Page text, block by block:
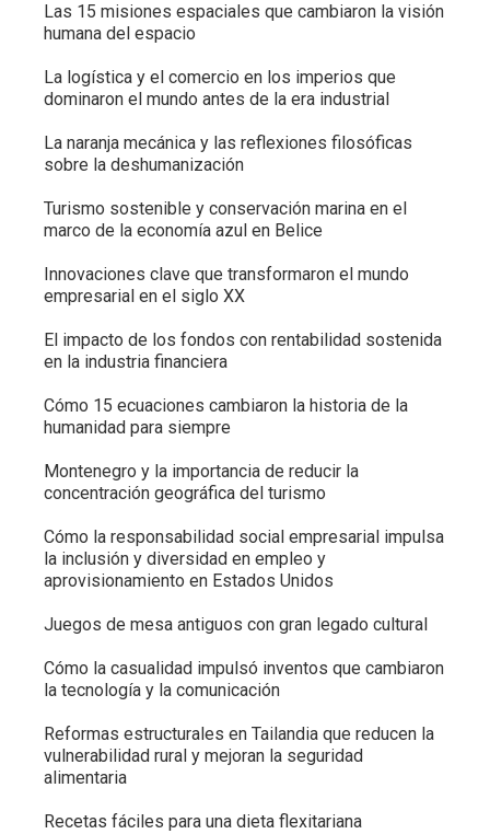
Las 15 misiones espaciales que cambiaron la visión
humana del espacio
La logística y el comercio en los imperios que
dominaron el mundo antes de la era industrial
La naranja mecánica y las reflexiones filosóficas
sobre la deshumanización
Turismo sostenible y conservación marina en el
marco de la economía azul en Belice
Innovaciones clave que transformaron el mundo
empresarial en el siglo XX
El impacto de los fondos con rentabilidad sostenida
en la industria financiera
Cómo 15 ecuaciones cambiaron la historia de la
humanidad para siempre
Montenegro y la importancia de reducir la
concentración geográfica del turismo
Cómo la responsabilidad social empresarial impulsa
la inclusión y diversidad en empleo y
aprovisionamiento en Estados Unidos
Juegos de mesa antiguos con gran legado cultural
Cómo la casualidad impulsó inventos que cambiaron
la tecnología y la comunicación
Reformas estructurales en Tailandia que reducen la
vulnerabilidad rural y mejoran la seguridad
alimentaria
Recetas fáciles para una dieta flexitariana